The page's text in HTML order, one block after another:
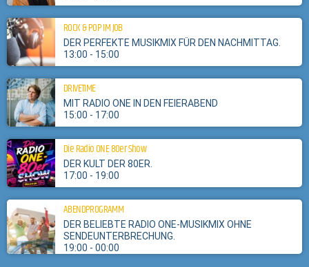
ROCK & POP IM JOB
DER PERFEKTE MUSIKMIX FÜR DEN NACHMITTAG.
13:00 - 15:00
DRIVETIME
MIT RADIO ONE IN DEN FEIERABEND
15:00 - 17:00
Die Radio ONE 80er Show
DER KULT DER 80ER.
17:00 - 19:00
ABENDPROGRAMM
DER BELIEBTE RADIO ONE-MUSIKMIX OHNE
SENDEUNTERBRECHUNG.
19:00 - 00:00